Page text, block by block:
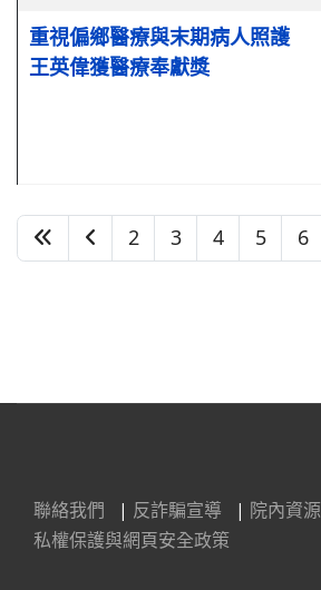
重視偏鄉醫療與末期病人照護
王英偉獲醫療奉獻獎
2 3 4 5 6
聯絡我們 | 反詐騙宣導 | 院內資源
私權保護與網頁安全政策